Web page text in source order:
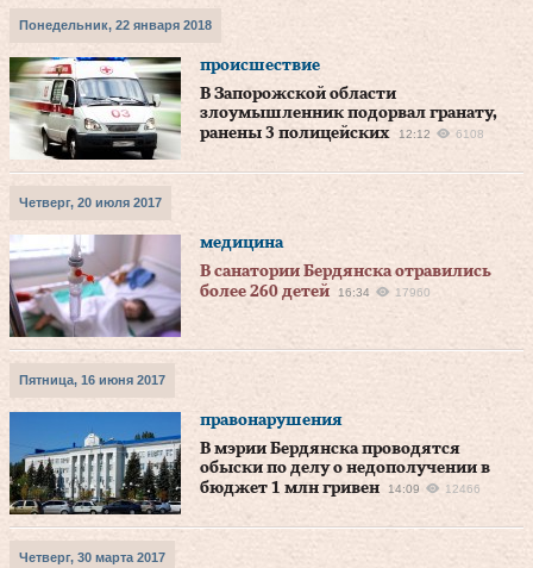
Понедельник, 22 января 2018
происшествие
В Запорожской области
злоумышленник подорвал гранату,
ранены 3 полицейских
12:12 6108
Четверг, 20 июля 2017
медицина
В санатории Бердянска отравились
более 260 детей
16:34 17960
Пятница, 16 июня 2017
правонарушения
В мэрии Бердянска проводятся
обыски по делу о недополучении в
бюджет 1 млн гривен
14:09 12466
Четверг, 30 марта 2017